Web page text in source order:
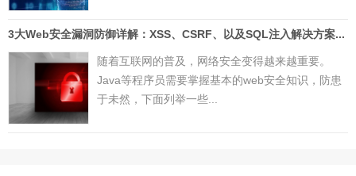
3大Web安全漏洞防御详解：XSS、CSRF、以及SQL注入解决方案...
随着互联网的普及，网络安全变得越来越重要。
Java等程序员需要掌握基本的web安全知识，防患
于未然，下面列举一些...